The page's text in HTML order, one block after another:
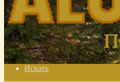
Искать